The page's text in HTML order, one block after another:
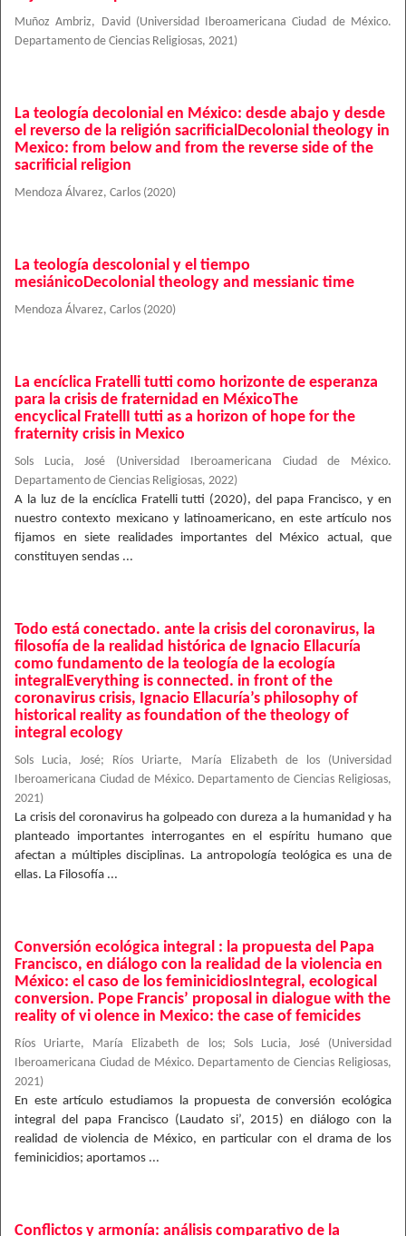
Muñoz Ambriz, David (Universidad Iberoamericana Ciudad de México.
Departamento de Ciencias Religiosas, 2021)
La teología decolonial en México: desde abajo y desde
el reverso de la religión sacrificialDecolonial theology in
Mexico: from below and from the reverse side of the
sacrificial religion
Mendoza Álvarez, Carlos (2020)
La teología descolonial y el tiempo
mesiánicoDecolonial theology and messianic time
Mendoza Álvarez, Carlos (2020)
La encíclica Fratelli tutti como horizonte de esperanza
para la crisis de fraternidad en MéxicoThe
encyclical FratellI tutti as a horizon of hope for the
fraternity crisis in Mexico
Sols Lucia, José (Universidad Iberoamericana Ciudad de México.
Departamento de Ciencias Religiosas, 2022)
A la luz de la encíclica Fratelli tutti (2020), del papa Francisco, y en
nuestro contexto mexicano y latinoamericano, en este artículo nos
fijamos en siete realidades importantes del México actual, que
constituyen sendas ...
Todo está conectado. ante la crisis del coronavirus, la
filosofía de la realidad histórica de Ignacio Ellacuría
como fundamento de la teología de la ecología
integralEverything is connected. in front of the
coronavirus crisis, Ignacio Ellacuría’s philosophy of
historical reality as foundation of the theology of
integral ecology
Sols Lucia, José; Ríos Uriarte, María Elizabeth de los (Universidad
Iberoamericana Ciudad de México. Departamento de Ciencias Religiosas,
2021)
La crisis del coronavirus ha golpeado con dureza a la humanidad y ha
planteado importantes interrogantes en el espíritu humano que
afectan a múltiples disciplinas. La antropología teológica es una de
ellas. La Filosofía ...
Conversión ecológica integral : la propuesta del Papa
Francisco, en diálogo con la realidad de la violencia en
México: el caso de los feminicidiosIntegral, ecological
conversion. Pope Francis’ proposal in dialogue with the
reality of vi olence in Mexico: the case of femicides
Ríos Uriarte, María Elizabeth de los; Sols Lucia, José (Universidad
Iberoamericana Ciudad de México. Departamento de Ciencias Religiosas,
2021)
En este artículo estudiamos la propuesta de conversión ecológica
integral del papa Francisco (Laudato si’, 2015) en diálogo con la
realidad de violencia de México, en particular con el drama de los
feminicidios; aportamos ...
Conflictos y armonía: análisis comparativo de la